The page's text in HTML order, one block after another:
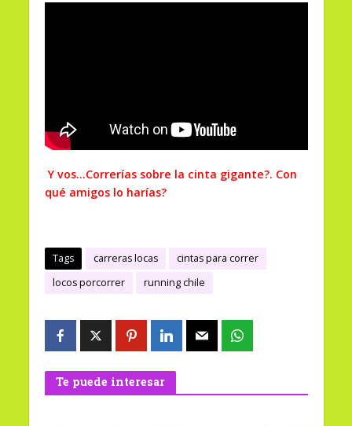
Y vos…Correrías sobre la cinta gigante?. Con
qué amigos lo harías?
Tags carreras locas
cintas para correr
locos porcorrer
running chile
Te puede interesar